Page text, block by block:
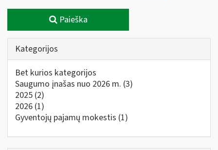
Paieška
Kategorijos
Bet kurios kategorijos
Saugumo įnašas nuo 2026 m. (3)
2025 (2)
2026 (1)
Gyventojų pajamų mokestis (1)